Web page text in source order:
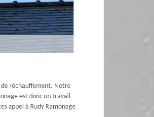
de réchauffement. Notre
est donc un travail
appel à Rudy Ramonage